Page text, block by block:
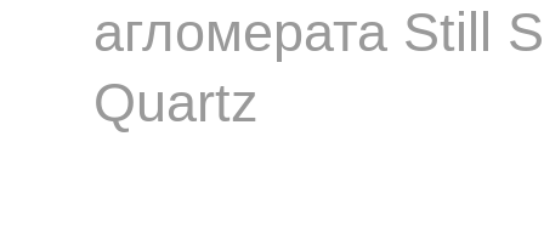
агломерата Still
Quartz